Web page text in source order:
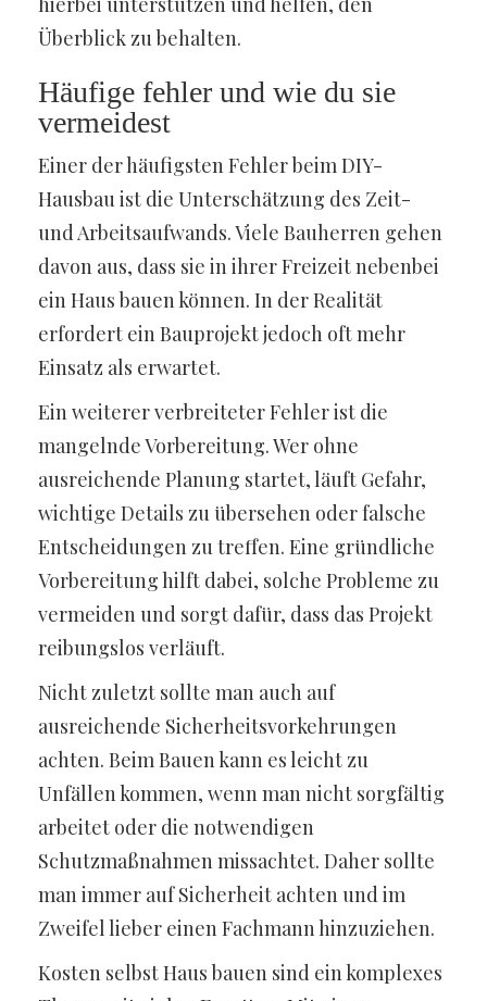
Überblick zu behalten.
Häufige fehler und wie du sie
vermeidest
Einer der häufigsten Fehler beim DIY-
Hausbau ist die Unterschätzung des Zeit-
und Arbeitsaufwands. Viele Bauherren gehen
davon aus, dass sie in ihrer Freizeit nebenbei
ein Haus bauen können. In der Realität
erfordert ein Bauprojekt jedoch oft mehr
Einsatz als erwartet.
Ein weiterer verbreiteter Fehler ist die
mangelnde Vorbereitung. Wer ohne
ausreichende Planung startet, läuft Gefahr,
wichtige Details zu übersehen oder falsche
Entscheidungen zu treffen. Eine gründliche
Vorbereitung hilft dabei, solche Probleme zu
vermeiden und sorgt dafür, dass das Projekt
reibungslos verläuft.
Nicht zuletzt sollte man auch auf
ausreichende Sicherheitsvorkehrungen
achten. Beim Bauen kann es leicht zu
Unfällen kommen, wenn man nicht sorgfältig
arbeitet oder die notwendigen
Schutzmaßnahmen missachtet. Daher sollte
man immer auf Sicherheit achten und im
Zweifel lieber einen Fachmann hinzuziehen.
Kosten selbst Haus bauen sind ein komplexes